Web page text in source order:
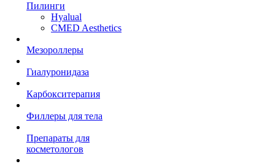
Пилинги
Hyalual
CMED Aesthetics
Мезороллеры
Гиалуронидаза
Карбокситерапия
Филлеры для тела
Препараты для
косметологов